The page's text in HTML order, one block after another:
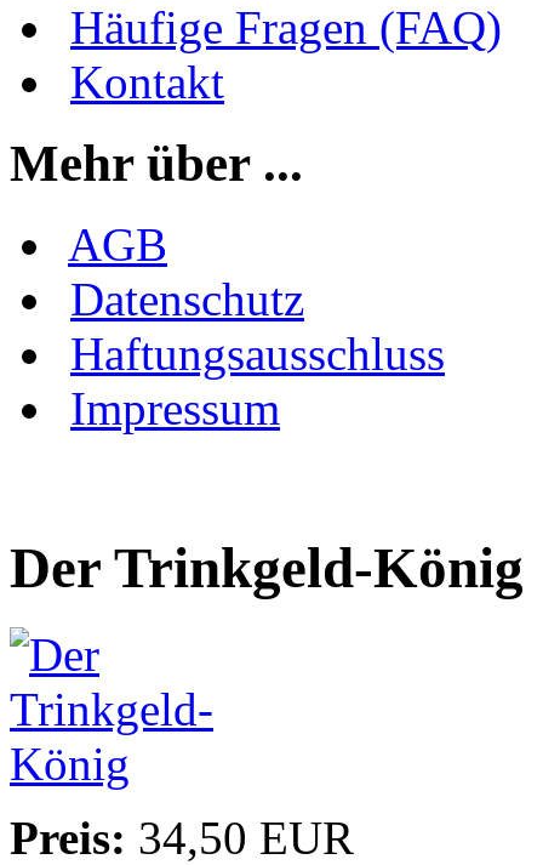
Häufige Fragen (FAQ)
Kontakt
Mehr über ...
AGB
Datenschutz
Haftungsausschluss
Impressum
Der Trinkgeld-König
Preis: 34,50 EUR